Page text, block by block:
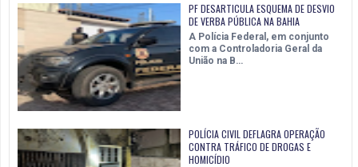
PF DESARTICULA ESQUEMA DE DESVIO
DE VERBA PÚBLICA NA BAHIA
A Polícia Federal, em conjunto
com a Controladoria Geral da
União na B…
POLÍCIA CIVIL DEFLAGRA OPERAÇÃO
CONTRA TRÁFICO DE DROGAS E
HOMICÍDIO